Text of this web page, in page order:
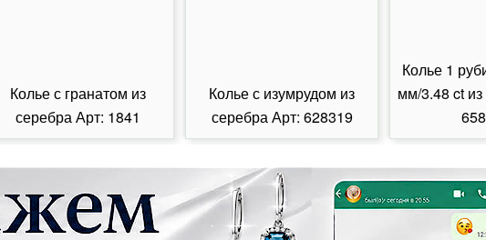
Колье с гранатом из
серебра Арт: 1841
Колье с изумрудом из
серебра Арт: 628319
Колье 1
мм/3.48 ct